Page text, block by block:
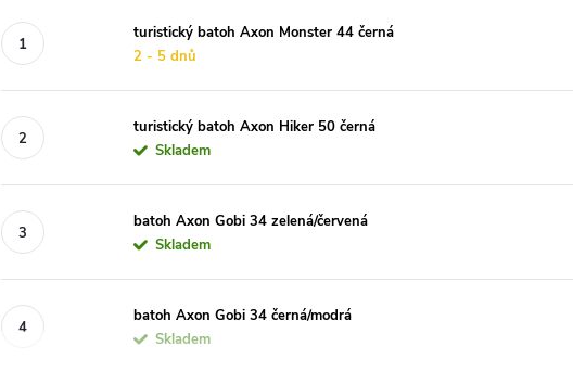
turistický batoh Axon Monster 44 černá
2 - 5 dnů
turistický batoh Axon Hiker 50 černá
Skladem
batoh Axon Gobi 34 zelená/červená
Skladem
batoh Axon Gobi 34 černá/modrá
Skladem